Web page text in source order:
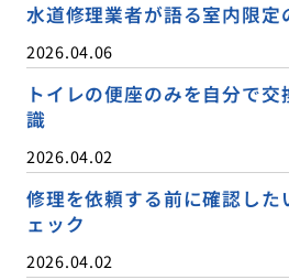
水道修理業者が語る室内限定
2026.04.06
トイレの便座のみを自分で
識
2026.04.02
修理を依頼する前に確認した
ェック
2026.04.02